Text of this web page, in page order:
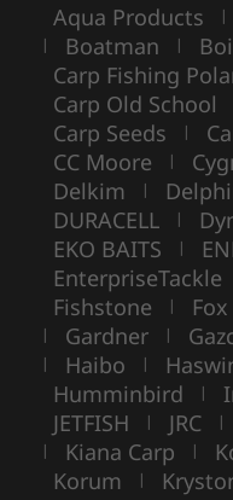
Aqua Products |
| Boatman |
Carp Fishing
Carp Old School
Carp Seeds |
CC Moore |
Delkim |
DURACELL |
EKO BAITS |
EnterpriseTackle
Fishstone | Fox
| Gardner |
| Haibo |
Humminbird |
JETFISH | JRC |
| Kiana Carp |
Korum |